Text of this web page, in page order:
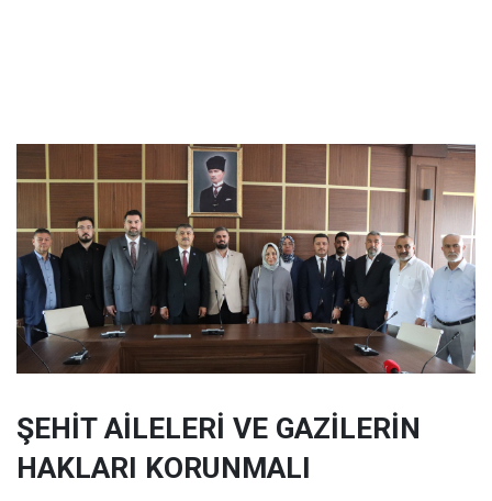
ŞEHİT AİLELERİ VE GAZİLERİN
HAKLARI KORUNMALI